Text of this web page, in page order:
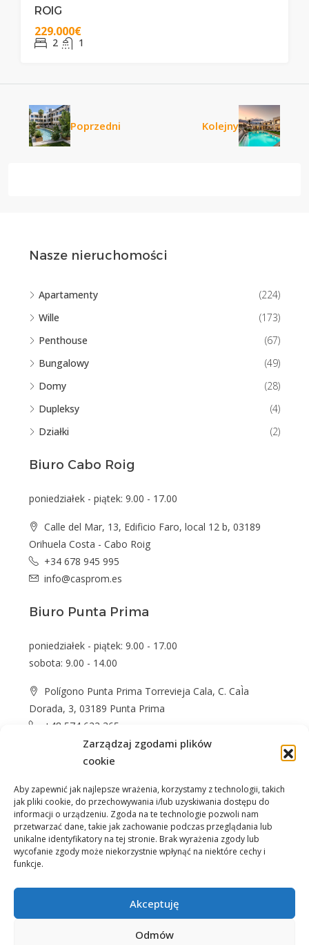
Zarządzaj zgodami plików
cookie
Aby zapewnić jak najlepsze wrażenia, korzystamy z technologii, takich
jak pliki cookie, do przechowywania i/lub uzyskiwania dostępu do
informacji o urządzeniu. Zgoda na te technologie pozwoli nam
przetwarzać dane, takie jak zachowanie podczas przeglądania lub
unikalne identyfikatory na tej stronie. Brak wyrażenia zgody lub
wycofanie zgody może niekorzystnie wpłynąć na niektóre cechy i
funkcje.
Akceptuję
Odmów
ROIG
229.000€
2 1
Poprzedni Kolejny
Nasze nieruchomości
Apartamenty
(224)
Wille
(173)
Penthouse
(67)
Bungalowy
(49)
Domy
(28)
Dupleksy
(4)
Działki
(2)
Biuro Cabo Roig
poniedziałek - piątek: 9.00 - 17.00
Calle del Mar, 13, Edificio Faro, local 12 b, 03189
Orihuela Costa - Cabo Roig
+34 678 945 995
info@casprom.es
Biuro Punta Prima
poniedziałek - piątek: 9.00 - 17.00
sobota: 9.00 - 14.00
Polígono Punta Prima Torrevieja Cala, C. CaÌa
Dorada, 3, 03189 Punta Prima
+48 574 622 365
info@casprom.es
Nieruchomości O Nas Jak kupić Okolica